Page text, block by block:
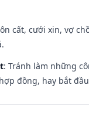
cất, cưới xin, vợ
: Tránh làm những
đồng, hay bắt